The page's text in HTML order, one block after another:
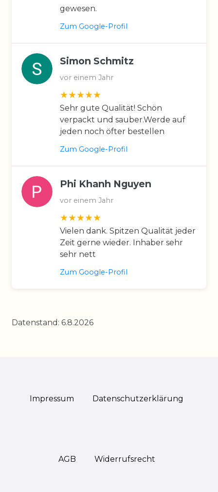
gewesen.
Zum Google-Profil
Simon Schmitz
vor einem Jahr
Sehr gute Qualität! Schön
verpackt und sauber.Werde auf
jeden noch öfter bestellen
Zum Google-Profil
Phi Khanh Nguyen
vor einem Jahr
Vielen dank. Spitzen Qualität jeder
Zeit gerne wieder. Inhaber sehr
sehr nett
Zum Google-Profil
Datenstand: 6.8.2026
Impressum Daten­schutz­erklärung
AGB Widerrufs­recht